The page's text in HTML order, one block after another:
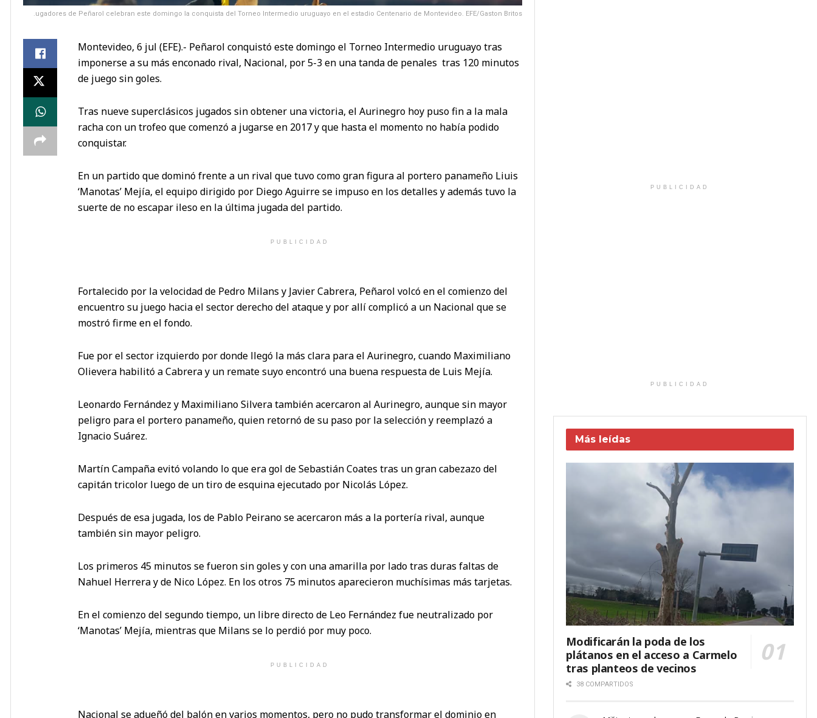
.ugadores de Peñarol celebran este domingo la conquista del Torneo Intermedio uruguayo en el estadio Centenario de Montevideo. EFE/Gaston Britos
Montevideo, 6 jul (EFE).- Peñarol conquistó este domingo el Torneo Intermedio uruguayo tras
imponerse a su más enconado rival, Nacional, por 5-3 en una tanda de penales tras 120 minutos
de juego sin goles.
Tras nueve superclásicos jugados sin obtener una victoria, el Aurinegro hoy puso fin a la mala
racha con un trofeo que comenzó a jugarse en 2017 y que hasta el momento no había podido
conquistar.
En un partido que dominó frente a un rival que tuvo como gran figura al portero panameño Liuis
‘Manotas’ Mejía, el equipo dirigido por Diego Aguirre se impuso en los detalles y además tuvo la
suerte de no escapar ileso en la última jugada del partido.
PUBLICIDAD
Fortalecido por la velocidad de Pedro Milans y Javier Cabrera, Peñarol volcó en el comienzo del
encuentro su juego hacia el sector derecho del ataque y por allí complicó a un Nacional que se
mostró firme en el fondo.
Fue por el sector izquierdo por donde llegó la más clara para el Aurinegro, cuando Maximiliano
Olievera habilitó a Cabrera y un remate suyo encontró una buena respuesta de Luis Mejía.
Leonardo Fernández y Maximiliano Silvera también acercaron al Aurinegro, aunque sin mayor
peligro para el portero panameño, quien retornó de su paso por la selección y reemplazó a
Ignacio Suárez.
Martín Campaña evitó volando lo que era gol de Sebastián Coates tras un gran cabezazo del
capitán tricolor luego de un tiro de esquina ejecutado por Nicolás López.
Después de esa jugada, los de Pablo Peirano se acercaron más a la portería rival, aunque
también sin mayor peligro.
Los primeros 45 minutos se fueron sin goles y con una amarilla por lado tras duras faltas de
Nahuel Herrera y de Nico López. En los otros 75 minutos aparecieron muchísimas más tarjetas.
En el comienzo del segundo tiempo, un libre directo de Leo Fernández fue neutralizado por
‘Manotas’ Mejía, mientras que Milans se lo perdió por muy poco.
PUBLICIDAD
Nacional se adueñó del balón en varios momentos, pero no pudo transformar el dominio en
PUBLICIDAD
PUBLICIDAD
Más leídas
Modificarán la poda de los
plátanos en el acceso a Carmelo
tras planteos de vecinos
38 COMPARTIDOS